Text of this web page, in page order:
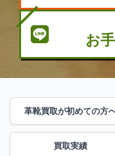
お
革靴買取が初めての方
買取実績